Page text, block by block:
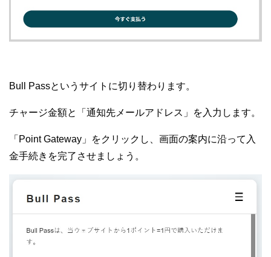
Bull Passというサイトに切り替わります。
チャージ金額と「通知先メールアドレス」を入力します。
「Point Gateway」をクリックし、画面の案内に沿って入
金手続きを完了させましょう。